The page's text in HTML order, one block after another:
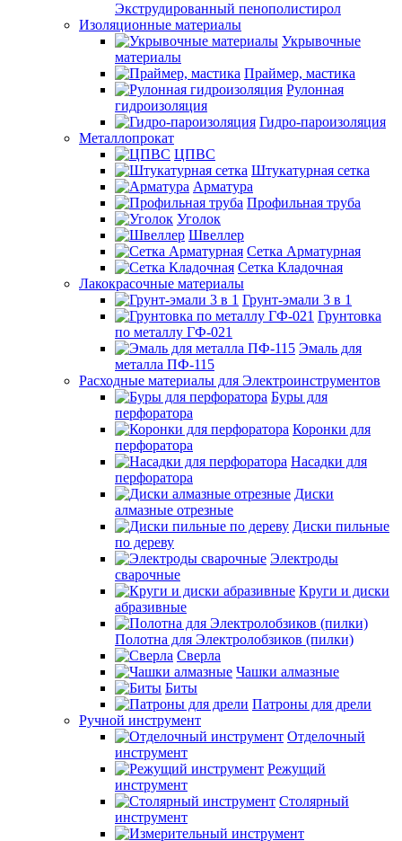
Экструдированный пенополистирол
Изоляционные материалы
Укрывочные
материалы
Праймер, мастика
Рулонная
гидроизоляция
Гидро-пароизоляция
Металлопрокат
ЦПВС
Штукатурная сетка
Арматура
Профильная труба
Уголок
Швеллер
Сетка Арматурная
Сетка Кладочная
Лакокрасочные материалы
Грунт-эмали 3 в 1
Грунтовка
по металлу ГФ-021
Эмаль для
металла ПФ-115
Расходные материалы для Электроинструментов
Буры для
перфоратора
Коронки для
перфоратора
Насадки для
перфоратора
Диски
алмазные отрезные
Диски пильные
по дереву
Электроды
сварочные
Круги и диски
абразивные
Полотна для Электролобзиков (пилки)
Сверла
Чашки алмазные
Биты
Патроны для дрели
Ручной инструмент
Отделочный
инструмент
Режущий
инструмент
Столярный
инструмент